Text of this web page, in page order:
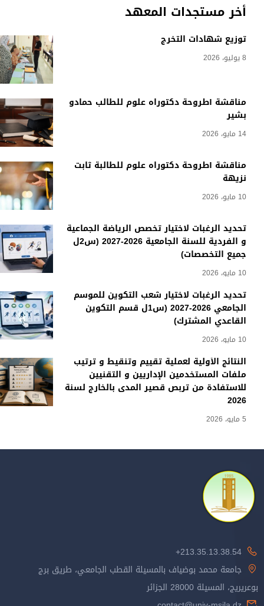
أخر مستجدات المعهد
توزيع شهادات التخرج
8 يوليو، 2026
مناقشة أطروحة دكتوراه علوم للطالب حمادو
بشير
14 مايو، 2026
مناقشة أطروحة دكتوراه علوم للطالبة ثابت
نزيهة
10 مايو، 2026
تحديد الرغبات لاختيار تخصص الرياضة الجماعية
و الفردية للسنة الجامعية 2026-2027 (س2ل
جميع التخصصات)
10 مايو، 2026
تحديد الرغبات لاختيار شعب التكوين للموسم
الجامعي 2026-2027 (س1ل قسم التكوين
القاعدي المشترك)
10 مايو، 2026
النتائج الأولية لعملية تقييم وتنقيط و ترتيب
ملفات المستخدمين الإداريين و التقنيين
للاستفادة من تربص قصير المدى بالخارج لسنة
2026
5 مايو، 2026
213.35.13.38.54+
جامعة محمد بوضياف بالمسيلة القطب الجامعي، طريق برج
بوعريريج، المسيلة 28000 الجزائر